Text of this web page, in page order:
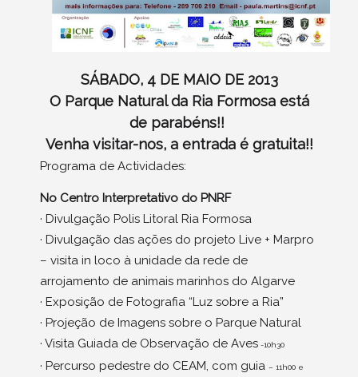
SÁBADO, 4 DE MAIO DE 2013
O Parque Natural da Ria Formosa está
de parabéns!!
Venha visitar-nos, a entrada é gratuita!!
Programa de Actividades:
No Centro Interpretativo do PNRF
· Divulgação Polis Litoral Ria Formosa
· Divulgação das ações do projeto Live + Marpro
– visita in loco à unidade da rede de
arrojamento de animais marinhos do Algarve
· Exposição de Fotografia “Luz sobre a Ria”
· Projeção de Imagens sobre o Parque Natural
· Visita Guiada de Observação de Aves -10h30
· Percurso pedestre do CEAM, com guia – 11h00 e